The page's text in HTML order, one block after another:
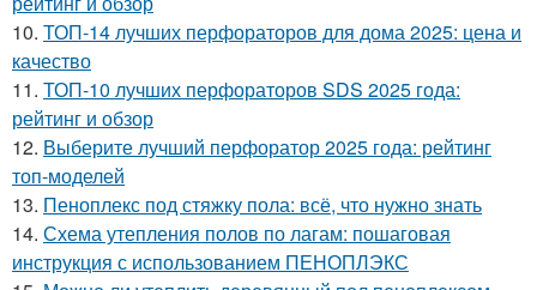
10. ТОП-14 лучших перфораторов для дома 2025: цена и
качество
11. ТОП-10 лучших перфораторов SDS 2025 года:
рейтинг и обзор
12. Выберите лучший перфоратор 2025 года: рейтинг
топ-моделей
13. Пеноплекс под стяжку пола: всё, что нужно знать
14. Схема утепления полов по лагам: пошаговая
инструкция с использованием ПЕНОПЛЭКС